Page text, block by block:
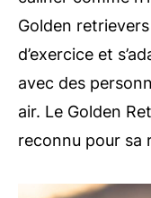
Golden
d’exercice et
avec des
air. Le Golden
reconnu pour sa